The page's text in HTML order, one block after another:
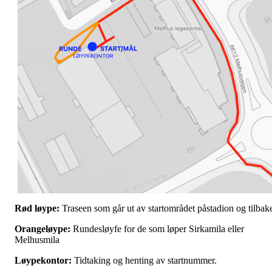
Rød løype: Traseen som går ut av startområdet påstadion og
Orangeløype: Rundesløyfe for de som løper Sirkamila eller
Melhusmila
Løypekontor: Tidtaking og henting av startnummer.